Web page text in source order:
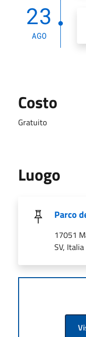
23
AGO
Costo
Gratuito
Luogo
Parco
17051
SV, Italia